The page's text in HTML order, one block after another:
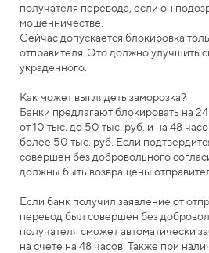
получателя перевода, если он
мошенничестве.
Сейчас допускается блокировка
отправителя. Это должно улучшить
украденного.
Как может выглядеть заморозка?
Банки предлагают блокировать на
от 10 тыс. до 50 тыс. руб. и на 48
более 50 тыс. руб. Если
совершен без добровольного
должны быть возвращены
Если банк получил заявление от
перевод был совершен без
получателя сможет автоматически
на счете на 48 часов. Также при